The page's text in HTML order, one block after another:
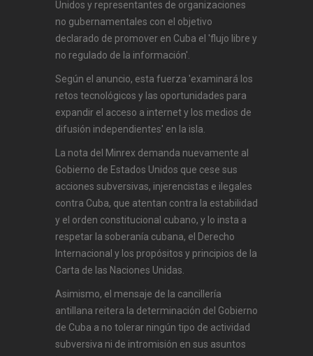
Unidos y representantes de organizaciones
no gubernamentales con el objetivo
declarado de promover en Cuba el 'flujo libre y
no regulado de la información'.
Según el anuncio, esta fuerza 'examinará los
retos tecnológicos y las oportunidades para
expandir el acceso a internet y los medios de
difusión independientes' en la isla.
La nota del Minrex demanda nuevamente al
Gobierno de Estados Unidos que cese sus
acciones subversivas, injerencistas e ilegales
contra Cuba, que atentan contra la estabilidad
y el orden constitucional cubano, y lo insta a
respetar la soberanía cubana, el Derecho
Internacional y los propósitos y principios de la
Carta de las Naciones Unidas.
Asimismo, el mensaje de la cancillería
antillana reitera la determinación del Gobierno
de Cuba a no tolerar ningún tipo de actividad
subversiva ni de intromisión en sus asuntos